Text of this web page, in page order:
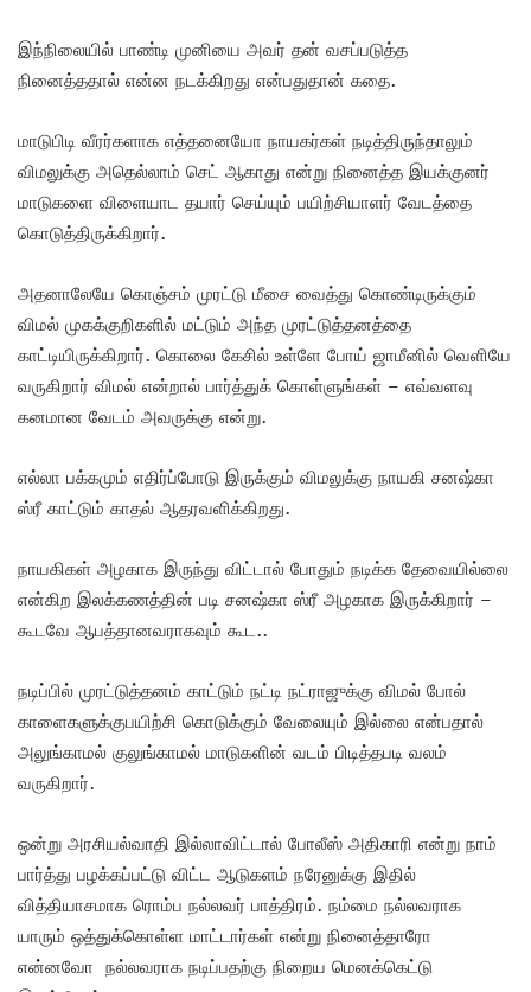
இந்நிலையில் பாண்டி முனியை அவர் தன் வசப்படுத்த
நினைத்ததால் என்ன நடக்கிறது என்பதுதான் கதை.
மாடுபிடி வீரர்களாக எத்தனையோ நாயகர்கள் நடித்திருந்தாலும்
விமலுக்கு அதெல்லாம் செட் ஆகாது என்று நினைத்த இயக்குனர்
மாடுகளை விளையாட தயார் செய்யும் பயிற்சியாளர் வேடத்தை
கொடுத்திருக்கிறார்.
அதனாலேயே கொஞ்சம் முரட்டு மீசை வைத்து கொண்டிருக்கும்
விமல் முகக்குறிகளில் மட்டும் அந்த முரட்டுத்தனத்தை
காட்டியிருக்கிறார். கொலை கேசில் உள்ளே போய் ஜாமீனில் வெளியே
வருகிறார் விமல் என்றால் பார்த்துக் கொள்ளுங்கள் – எவ்வளவு
கனமான வேடம் அவருக்கு என்று.
எல்லா பக்கமும் எதிர்ப்போடு இருக்கும் விமலுக்கு நாயகி சனஷ்கா
ஸ்ரீ காட்டும் காதல் ஆதரவளிக்கிறது.
நாயகிகள் அழகாக இருந்து விட்டால் போதும் நடிக்க தேவையில்லை
என்கிற இலக்கணத்தின் படி சனஷ்கா ஸ்ரீ அழகாக இருக்கிறார் –
கூடவே ஆபத்தானவராகவும் கூட..
நடிப்பில் முரட்டுத்தனம் காட்டும் நட்டி நட்ராஜுக்கு விமல் போல்
காளைகளுக்குபயிற்சி கொடுக்கும் வேலையும் இல்லை என்பதால்
அலுங்காமல் குலுங்காமல் மாடுகளின் வடம் பிடித்தபடி வலம்
வருகிறார்.
ஒன்று அரசியல்வாதி இல்லாவிட்டால் போலீஸ் அதிகாரி என்று நாம்
பார்த்து பழக்கப்பட்டு விட்ட ஆடுகளம் நரேனுக்கு இதில்
வித்தியாசமாக ரொம்ப நல்லவர் பாத்திரம். நம்மை நல்லவராக
யாரும் ஒத்துக்கொள்ள மாட்டார்கள் என்று நினைத்தாரோ
என்னவோ நல்லவராக நடிப்பதற்கு நிறைய மெனக்கெட்டு